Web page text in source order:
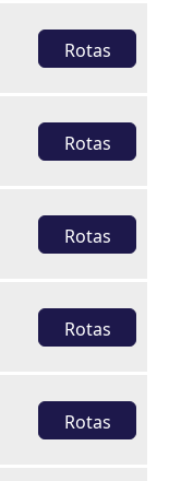
Rotas
Rotas
Rotas
Rotas
Rotas